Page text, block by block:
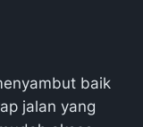
baik
jalan yang